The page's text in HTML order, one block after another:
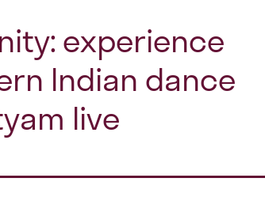
experience
Indian dance
live